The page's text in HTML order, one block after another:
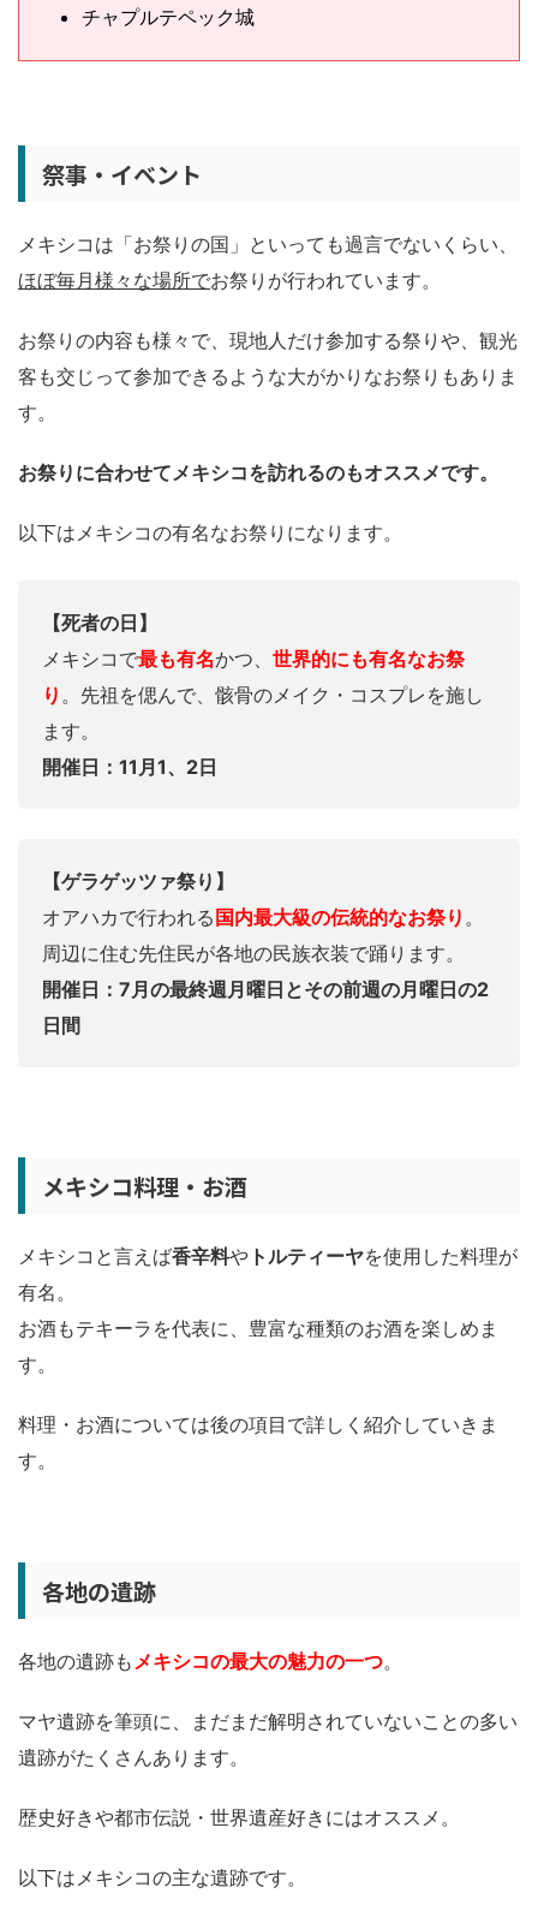
チャプルテペック城
祭事・イベント
メキシコは「お祭りの国」といっても過言でないくらい、
ほぼ毎月様々な場所でお祭りが行われています。
お祭りの内容も様々で、現地人だけ参加する祭りや、観光
客も交じって参加できるような大がかりなお祭りもありま
す。
お祭りに合わせてメキシコを訪れるのもオススメです。
以下はメキシコの有名なお祭りになります。
【死者の日】
メキシコで最も有名かつ、 世界的にも有名なお祭
り 。先祖を偲んで、骸骨のメイク・コスプレを施し
ます。
開催日：11月1、2日
【ゲラゲッツァ祭り】
オアハカで行われる国内最大級の伝統的なお祭り 。
周辺に住む先住民が各地の民族衣装で踊ります。
開催日：7月の最終週月曜日とその前週の月曜日の2
日間
メキシコ料理・お酒
メキシコと言えば香辛料や トルティーヤを使用した料理が
有名。
お酒もテキーラを代表に、豊富な種類のお酒を楽しめま
す。
料理・お酒については後の項目で詳しく紹介していきま
す。
各地の遺跡
各地の遺跡も メキシコの最大の魅力の一つ。
マヤ遺跡を筆頭に、まだまだ解明されていないことの多い
遺跡がたくさんあります。
歴史好きや都市伝説・世界遺産好きにはオススメ。
以下はメキシコの主な遺跡です。